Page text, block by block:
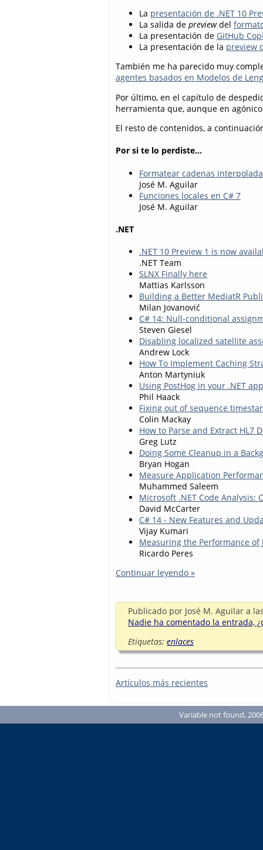
La presentación de .NET 10
La salida de previewdel
La presentación de GitHub
La presentación de la preview
También me ha parecido muy
agentes basados en Modelos de
Por último, en el capítulo de
herramienta que, aunque en
El resto de contenidos, a
Por si te lo perdiste...
Formatear cadenas
José M. Aguilar
Funciones locales en C# 7
José M. Aguilar
.NET
.NET 10 Preview 1 is now
.NET Team
SLNX Finally here
Mattias Karlsson
Building a Better MediatR
Milan Jovanović
C# 14: Null-conditional
Steven Giesel
Disabling localized satellite
Andrew Lock
How To Implement Caching
Anton Martyniuk
Using PostHog in your .NET
Phil Haack
Fixing out of sequence
Colin Mackay
How to Parse and Extract HL7
Greg Lutz
Doing Some Cleanup in a
Bryan Hogan
Measure Application
Muhammed Saleem
Microsoft .NET Code Analysis:
David McCarter
C# 14 - New Features and
Vijay Kumari
Measuring the Performance of
Ricardo Peres
Continuar leyendo »
Publicado por José M. Aguilar a
Nadie ha comentado la entrada,
Etiquetas: enlaces
Artículos más recientes
Variable not found,